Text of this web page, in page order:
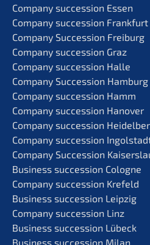
Compa­ny succes­si­on Essen
Compa­ny succes­si­on Frankfurt
Compa­ny Succes­si­on Freiburg
Compa­ny succes­si­on Graz
Compa­ny succes­si­on Halle
Compa­ny Succes­si­on Hamburg
Compa­ny succes­si­on Hamm
Compa­ny succes­si­on Hanover
Compa­ny succes­si­on
Compa­ny succes­si­on
Compa­ny Succes­si­on
Business succes­si­on Cologne
Compa­ny succes­si­on Krefeld
Business succes­si­on Leipzig
Compa­ny succes­si­on Linz
Business succes­si­on Lübeck
Business succes­si­on Milan